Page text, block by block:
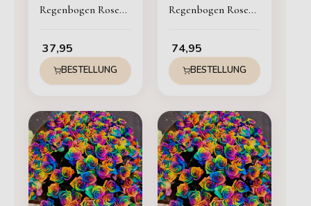
Regenbogen Rosen -
37,95
BESTELLUNG
Regenbogen Rosen -
74,95
BESTELLUNG